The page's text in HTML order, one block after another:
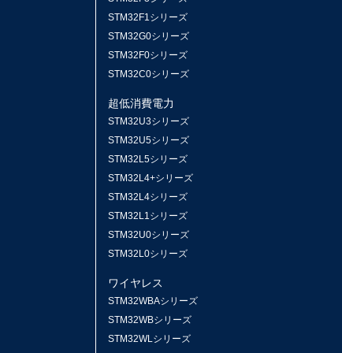
STM32F1シリーズ
STM32G0シリーズ
STM32F0シリーズ
STM32C0シリーズ
超低消費電力
STM32U3シリーズ
STM32U5シリーズ
STM32L5シリーズ
STM32L4+シリーズ
STM32L4シリーズ
STM32L1シリーズ
STM32U0シリーズ
STM32L0シリーズ
ワイヤレス
STM32WBAシリーズ
STM32WBシリーズ
STM32WLシリーズ